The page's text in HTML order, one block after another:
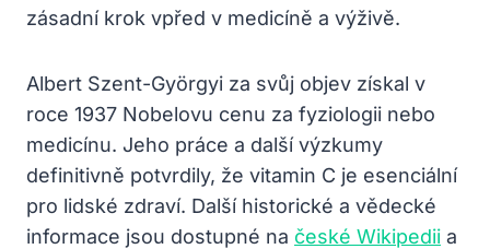
zásadní krok vpřed v medicíně a výživě.
Albert Szent-Györgyi za svůj objev získal v
roce 1937 Nobelovu cenu za fyziologii nebo
medicínu. Jeho práce a další výzkumy
definitivně potvrdily, že vitamin C je esenciální
pro lidské zdraví. Další historické a vědecké
informace jsou dostupné na české Wikipedii a